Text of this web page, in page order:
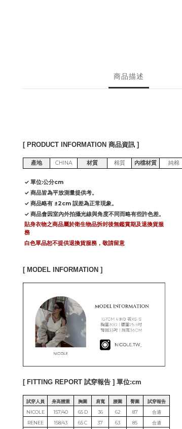
商品描述
[ PRODUCT INFORMATION 商品資訊 ]
產地 CHINA 材質 棉質 內檔材質 純棉
✓ 單位:公分cm
✓ 商品皆為平放測量提供考。
✓ 商品略有 ±2cm 誤差為正常現象。
✓ 商品會因室內外拍攝光線與角度不同而略有些許色差。
貼身衣物之商品屬於衛生物品拆封後無鑑賞期及退換貨服
務
白色單品恕不提供退換貨服務，敬請留意
[ MODEL INFORMATION ]
[ FITTING REPORT 試穿報告 ] 單位:cm
試穿人員 身高體重 胸圍 肩寬 腰圍 臀圍
試穿報告
NICOLE
157/40 65 D 36 62 87
合適
RENEE
158/43 65 C 37 63 85
合適